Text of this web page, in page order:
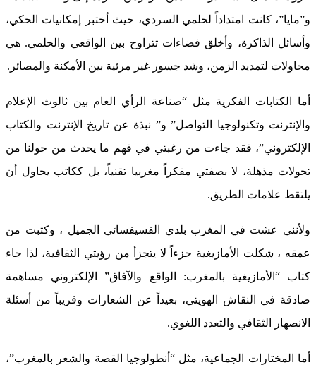
و”مايا”، كانت امتداداً لحلمي السردي، حيث أختبر إمكانيات الحكي،
وأسائل الذاكرة، وأخلق فضاءات تتراوح بين الواقعي والحلمي. هي
محاولات لتمديد الزمن، وشد جسور غير مرئية بين الأمكنة والمصائر.
أما الكتابات الفكرية مثل “صناعة الرأي العام بين ثالوث الإعلام
والإنترنت وتكنولوجيا التواصل” و” نبذة عن تاريخ الإنترنت والكتاب
الإلكتروني”، فقد جاءت من رغبتي في فهم ما يحدث من حولنا من
تحولات مذهلة، لا بصفتي مفكراً مغربيا تقنياً، بل ككاتب يحاول أن
يلتقط علامات الطريق.
ولأنني عشت في المغرب بلدي الفسيفسائي الجميل ، وكتبت من
عمقه ، شكلت الأمازيغية جزءاً لا يتجزأ من رؤيتي الثقافية، لذا جاء
كتاب “الأمازيغية بالمغرب: الواقع والآفاق” الإلكتروني مساهمة
صادقة في النقاش الهويتي، بعيداً عن الشعارات وقريباً من أسئلة
الانصهار الثقافي والتعدد اللغوي.
أما المختارات الجماعية، مثل “أنطولوجيا القصة والشعر بالمغرب”،